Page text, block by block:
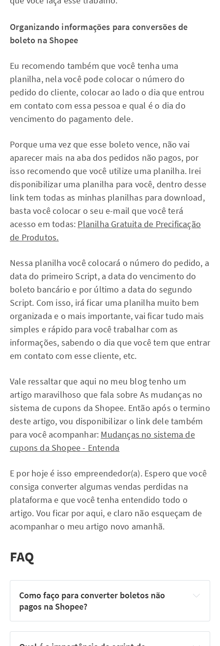
Organizando informações para conversões de
boleto na Shopee
Eu recomendo também que você tenha uma
planilha, nela você pode colocar o número do
pedido do cliente, colocar ao lado o dia que entrou
em contato com essa pessoa e qual é o dia do
vencimento do pagamento dele.
Porque uma vez que esse boleto vence, não vai
aparecer mais na aba dos pedidos não pagos, por
isso recomendo que você utilize uma planilha. Irei
disponibilizar uma planilha para você, dentro desse
link tem todas as minhas planilhas para download,
basta você colocar o seu e-mail que você terá
acesso em todas: Planilha Gratuita de Precificação
de Produtos.
Nessa planilha você colocará o número do pedido, a
data do primeiro Script, a data do vencimento do
boleto bancário e por último a data do segundo
Script. Com isso, irá ficar uma planilha muito bem
organizada e o mais importante, vai ficar tudo mais
simples e rápido para você trabalhar com as
informações, sabendo o dia que você tem que entrar
em contato com esse cliente, etc.
Vale ressaltar que aqui no meu blog tenho um
artigo maravilhoso que fala sobre As mudanças no
sistema de cupons da Shopee. Então após o termino
deste artigo, vou disponibilizar o link dele também
para você acompanhar: Mudanças no sistema de
cupons da Shopee - Entenda
E por hoje é isso empreendedor(a). Espero que você
consiga converter algumas vendas perdidas na
plataforma e que você tenha entendido todo o
artigo. Vou ficar por aqui, e claro não esqueçam de
acompanhar o meu artigo novo amanhã.
FAQ
Como faço para converter boletos não
pagos na Shopee?
Acesse a "Central do Vendedor" e vá para a seção
"Pedidos".